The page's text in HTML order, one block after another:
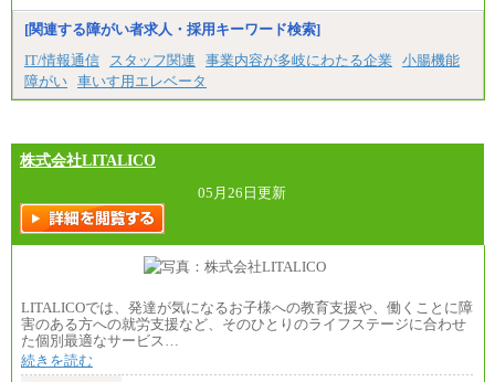
※試用期間中も給与に変更はございません。
[関連する障がい者求人・採用キーワード検索]
IT/情報通信
スタッフ関連 事業内容が多岐にわたる企業
小腸機能
障がい 車いす用エレベータ
株式会社LITALICO
05月26日更新
LITALICOでは、発達が気になるお子様への教育支援や、働くことに障
害のある方への就労支援など、そのひとりのライフステージに合わせ
た個別最適なサービス…
続きを読む